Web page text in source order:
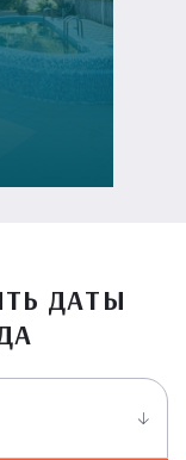
ДАТЫ